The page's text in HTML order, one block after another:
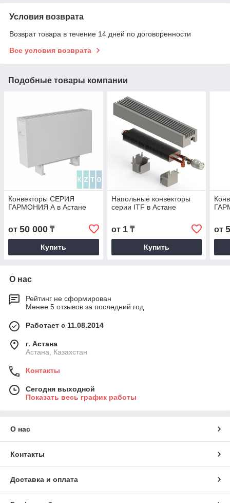
Условия возврата
Возврат товара в течение 14 дней по договоренности
Все условия возврата
Подобные товары компании
Конвекторы СЕРИЯ
ГАРМОНИЯ А в Астане
от 50 000 ₸
Купить
Напольные конвекторы
серии ITF в Астане
от 1₸
Купить
от
О нас
Рейтинг не сформирован
Менее 5 отзывов за последний год
Работает с 11.08.2014
г. Астана
Астана, Казахстан
Контакты
Сегодня выходной
Показать весь график работы
О нас
Контакты
Доставка и оплата